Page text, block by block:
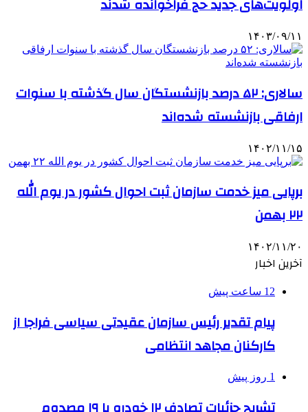
اولویت‌های جدید حج فراخوانده شدند
۱۴۰۳/۰۹/۱۱
سالاری: ۵۲ درصد بازنشستگان سال گذشته با سنوات
ارفاقی بازنشسته شده‌اند
۱۴۰۲/۱۱/۱۵
برپایی میز خدمت سازمان ثبت احوال کشور در یوم الله
۲۲ بهمن
۱۴۰۲/۱۱/۲۰
آخرین اخبار
12 ساعت پیش
پیام تقدیر رئیس سازمان عقیدتی سیاسی فراجا از
کارکنان مجاهد انتظامی
1 روز پیش